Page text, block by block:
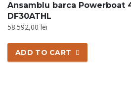
Ansamblu barca Powerboat
DF30ATHL
58.592,00 lei
ADD TO CART